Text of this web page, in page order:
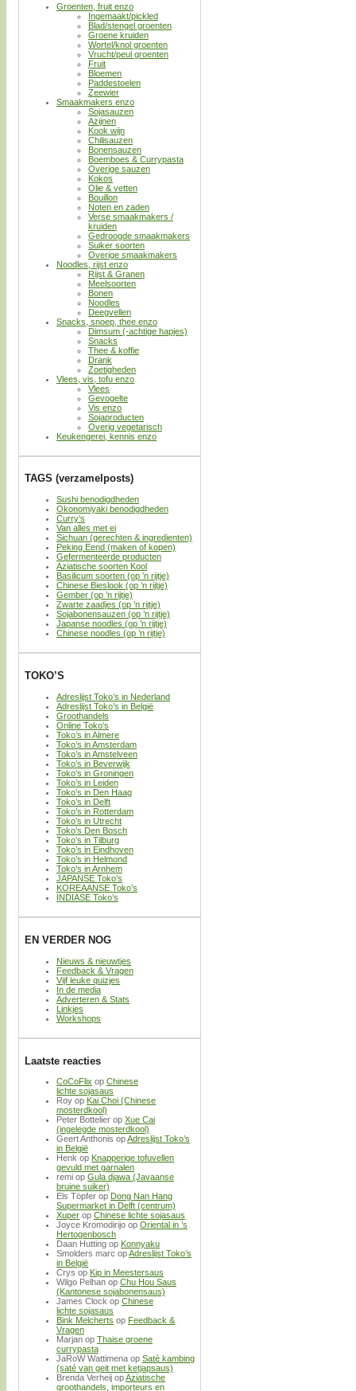
Groenten, fruit enzo
Ingemaakt/pickled
Blad/stengel groenten
Groene kruiden
Wortel/knol groenten
Vrucht/peul groenten
Fruit
Bloemen
Paddestoelen
Zeewier
Smaakmakers enzo
Sojasauzen
Azijnen
Kook wijn
Chilisauzen
Bonensauzen
Boemboes & Currypasta
Overige sauzen
Kokos
Olie & vetten
Bouillon
Noten en zaden
Verse smaakmakers /
kruiden
Gedroogde smaakmakers
Suiker soorten
Overige smaakmakers
Noodles, rijst enzo
Rijst & Granen
Meelsoorten
Bonen
Noodles
Deegvellen
Snacks, snoep, thee enzo
Dimsum (-achtige hapjes)
Snacks
Thee & koffie
Drank
Zoetigheden
Vlees, vis, tofu enzo
Vlees
Gevogelte
Vis enzo
Sojaproducten
Overig vegetarisch
Keukengerei, kennis enzo
TAGS (verzamelposts)
Sushi benodigdheden
Okonomiyaki benodigdheden
Curry’s
Van alles met ei
Sichuan (gerechten & ingredienten)
Peking Eend (maken of kopen)
Gefermenteerde producten
Aziatische soorten Kool
Basilicum soorten (op ’n rijtje)
Chinese Bieslook (op ’n rijtje)
Gember (op ’n rijtje)
Zwarte zaadjes (op ’n rijtje)
Sojabonensauzen (op ’n rijtje)
Japanse noodles (op ’n rijtje)
Chinese noodles (op ’n rijtje)
TOKO’S
Adreslijst Toko’s in Nederland
Adreslijst Toko’s in België
Groothandels
Online Toko’s
Toko’s in Almere
Toko’s in Amsterdam
Toko’s in Amstelveen
Toko’s in Beverwijk
Toko’s in Groningen
Toko’s in Leiden
Toko’s in Den Haag
Toko’s in Delft
Toko’s in Rotterdam
Toko’s in Utrecht
Toko’s Den Bosch
Toko’s in Tilburg
Toko’s in Eindhoven
Toko’s in Helmond
Toko’s in Arnhem
JAPANSE Toko’s
KOREAANSE Toko’s
INDIASE Toko’s
EN VERDER NOG
Nieuws & nieuwtjes
Feedback & Vragen
Vijf leuke quizjes
In de media
Adverteren & Stats
Linkjes
Workshops
Laatste reacties
CoCoFlix op Chinese
lichte sojasaus
Roy op Kai Choi (Chinese
mosterdkool)
Peter Bottelier op Xue Cai
(ingelegde mosterdkool)
Geert Anthonis opAdreslijst Toko’s
in België
Henk op Knapperige tofuvellen
gevuld met garnalen
remi op Gula djawa (Javaanse
bruine suiker)
Els Töpfer op Dong Nan Hang
Supermarket in Delft (centrum)
Xuper op Chinese lichte sojasaus
Joyce Kromodirijo op Oriental in ’s
Hertogenbosch
Daan Hutting op Konnyaku
Smolders marc opAdreslijst Toko’s
in België
Crys op Kip in Meestersaus
Wilgo Pelhan op Chu Hou Saus
(Kantonese sojabonensaus)
James Clock op Chinese
lichte sojasaus
Bink Melcherts op Feedback &
Vragen
Marjan op Thaise groene
currypasta
JaRoW Wattimena op Saté kambing
(saté van geit met ketjapsaus)
Brenda Verheij opAziatische
groothandels, importeurs en